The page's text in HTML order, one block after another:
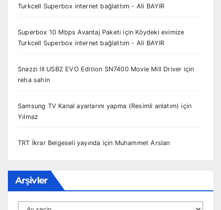
Turkcell Superbox internet bağlattım - Ali BAYIR
Superbox 10 Mbps Avantaj Paketi için Köydeki evimize
Turkcell Superbox internet bağlattım - Ali BAYIR
Snazzi III USB2 EVO Edition SN7400 Movie Mill Driver için
reha sahin
Samsung TV Kanal ayarlarını yapma (Resimli anlatım) için
Yılmaz
TRT İkrar Belgeseli yayında için Muhammet Arslan
Arşivler
Arşivler